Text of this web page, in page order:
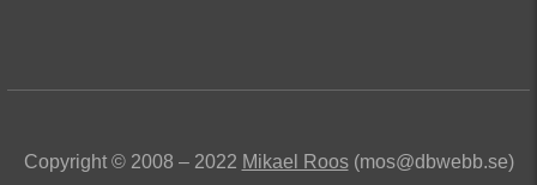
Copyright © 2008 – 2022 Mikael Roos(mos@dbwebb.se)